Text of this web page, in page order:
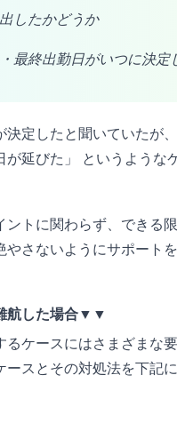
したかどうか
・最終出勤日がいつに決定
決定したと聞いていたが
が延びた」 というような
ントに関わらず、できる
やさないようにサポート
航した場合▼▼
るケースにはさまざまな
ースとその対処法を下記